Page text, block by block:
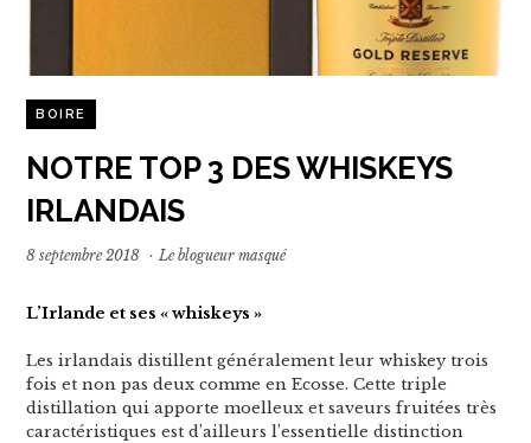
BOIRE
NOTRE TOP 3 DES WHISKEYS
IRLANDAIS
8 septembre 2018 · Le blogueur masqué
L’Irlande et ses « whiskeys »
Les irlandais distillent généralement leur whiskey trois
fois et non pas deux comme en Ecosse. Cette triple
distillation qui apporte moelleux et saveurs fruitées très
caractéristiques est d’ailleurs l’essentielle distinction